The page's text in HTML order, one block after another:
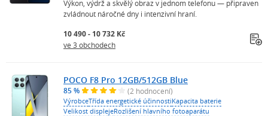
Výkon, výdrž a skvělý obraz v jednom telefonu — připraven
zvládnout náročné dny i intenzivní hraní.
10 490 - 10 732 Kč
ve 3 obchodech
POCO F8 Pro 12GB/512GB Blue
85 % (2 hodnocení)
VýrobceTřída energetické účinnostiKapacita baterie
Velikost displejeRozlišení hlavního fotoaparátu